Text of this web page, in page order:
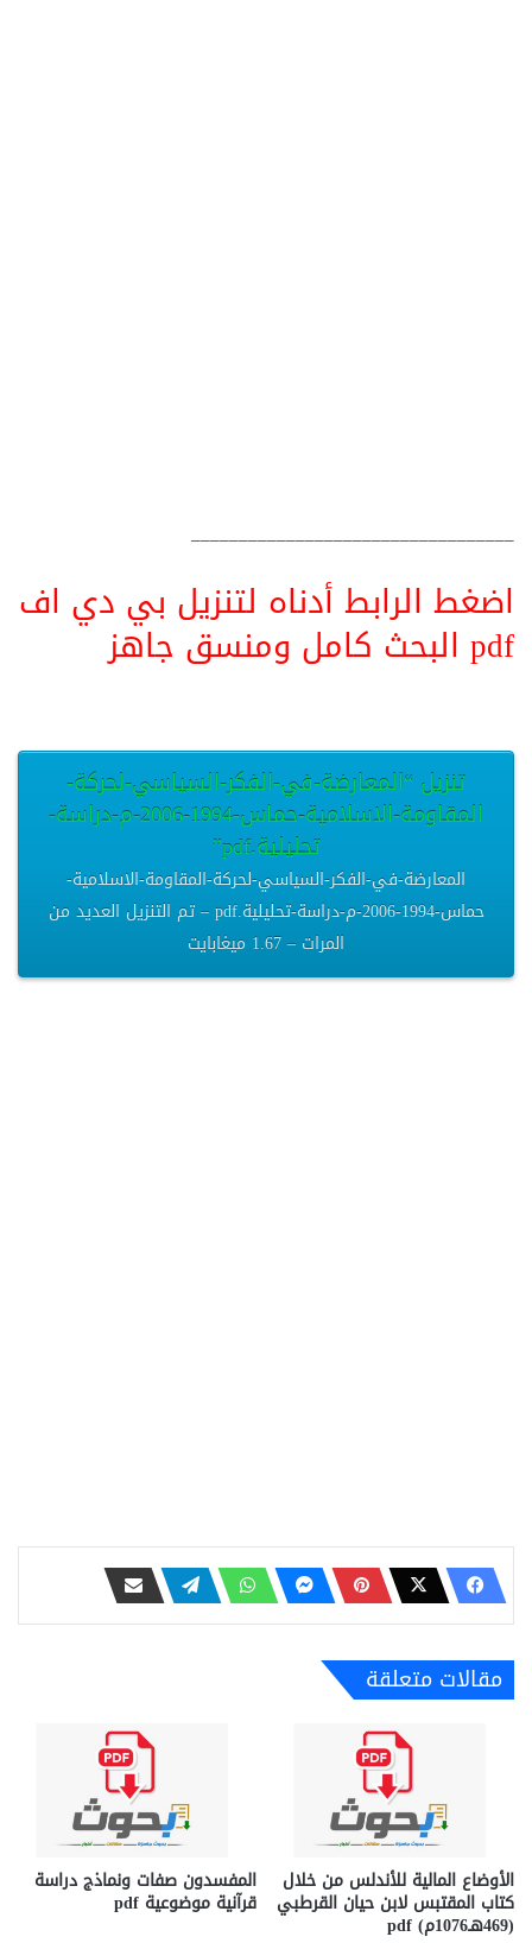
__________________________________
اضغط الرابط أدناه لتنزيل بي دي اف
pdf البحث كامل ومنسق جاهز
تنزيل “المعارضة-في-الفكر-السياسي-لحركة-
المقاومة-الاسلامية-حماس-1994-2006-م-دراسة-
تحليلية.pdf”
المعارضة-في-الفكر-السياسي-لحركة-المقاومة-الاسلامية-
حماس-1994-2006-م-دراسة-تحليلية.pdf – تم التنزيل العديد من
المرات – 1.67 ميغابايت
مقالات متعلقة
الأوضاع المالية للأندلس من خلال
كتاب المقتبس لابن حيان القرطبي
(469هـ1076م) pdf
المفسدون صفات ونماذج دراسة
قرآنية موضوعية pdf